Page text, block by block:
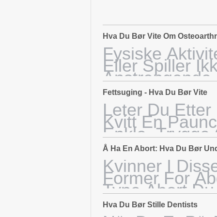
Hva Du Bør Vite Om
Fysiske
Eller Spiller
Ikke Hvis Du
Ingen
Det Er En
Fettsuging - Hva Du Bør Vite
Leter Du
Kvitt En
Enkle, Trygge
Er Fettsuging.
Of Plastic
Viser At
Å Ha En Abort: Hva Du Bør
Kvinner I
Former For
Type Abort
Etapper,
Hva Du Bør Stille Dentists